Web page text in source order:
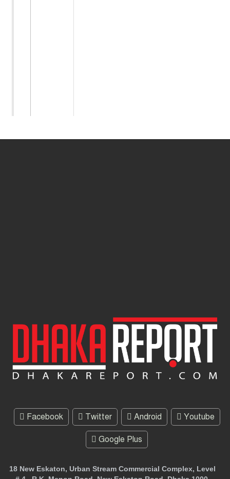
Facebook Twitter Android Youtube
Google Plus
18 New Eskaton, Urban Stream Commercial Complex, Level